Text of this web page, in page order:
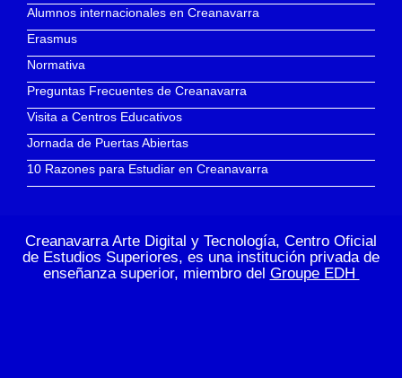
Alumnos internacionales en Creanavarra
Erasmus
Normativa
Preguntas Frecuentes de Creanavarra
Visita a Centros Educativos
Jornada de Puertas Abiertas
10 Razones para Estudiar en Creanavarra
Creanavarra Arte Digital y Tecnología, Centro Oficial
de Estudios Superiores, es una institución privada de
enseñanza superior, miembro del Groupe EDH